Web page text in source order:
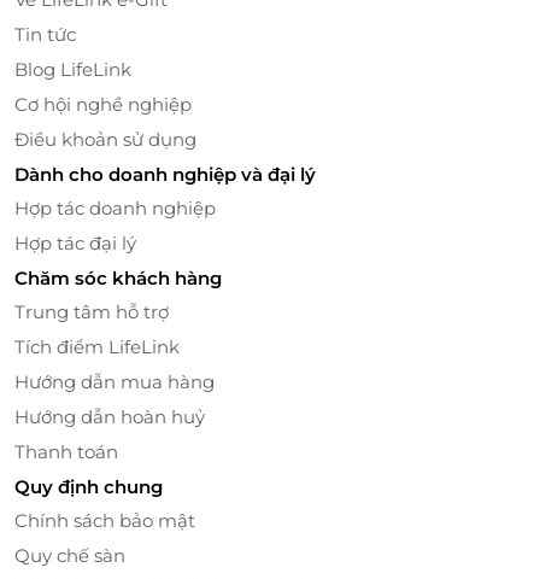
Thẻ quà tặngLifeLink– Trải nghiệm chăm sóc đẳng
cấp tại Soc&Brothers!
Tin tức
Blog LifeLink
Cơ hội nghề nghiệp
Điều khoản sử dụng
Dành cho doanh nghiệp và đại lý
Hợp tác doanh nghiệp
Hợp tác đại lý
Chăm sóc khách hàng
Trung tâm hỗ trợ
Tích điểm LifeLink
Hướng dẫn mua hàng
Hướng dẫn hoàn huỷ
Thanh toán
Quy định chung
Chính sách bảo mật
Quy chế sàn